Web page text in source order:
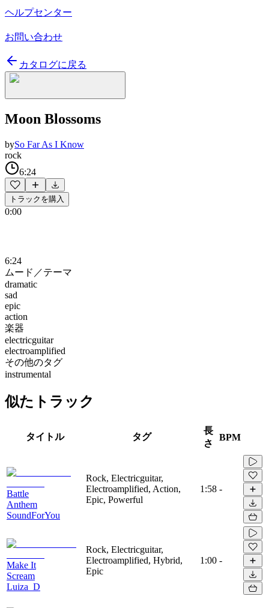
ヘルプセンター
お問い合わせ
カタログに戻る
Moon Blossoms
bySo Far As I Know
rock
6:24
トラックを購入
0:00
6:24
ムード／テーマ
dramatic
sad
epic
action
楽器
electricguitar
electroamplified
その他のタグ
instrumental
似たトラック
タイトル タグ
長
さ
BPM
Battle
Anthem
SoundForYou
Rock, Electricguitar,
Electroamplified, Action,
Epic, Powerful
1:58 -
Make It
Scream
Luiza_D
Rock, Electricguitar,
Electroamplified, Hybrid,
Epic
1:00 -